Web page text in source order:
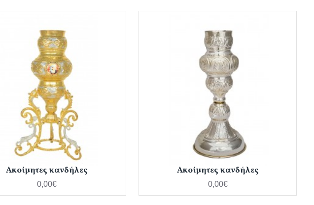
Ακοίμητες κανδήλες
0,00€
Ακοίμητες κανδήλες
0,00€